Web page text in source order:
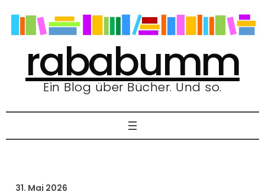
Inhalt
springen
rababumm
Ein Blog über Bücher. Und so.
31. Mai 2026